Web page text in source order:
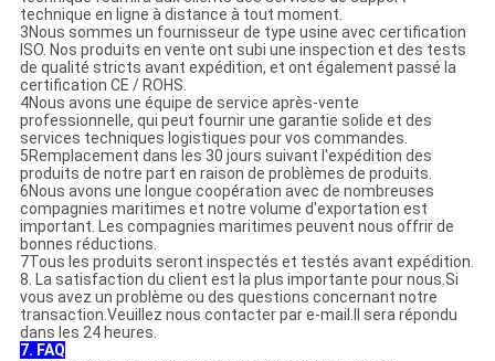
technique en ligne à distance à tout moment.
3Nous sommes un fournisseur de type usine avec certification
ISO. Nos produits en vente ont subi une inspection et des tests
de qualité stricts avant expédition, et ont également passé la
certification CE / ROHS.
4Nous avons une équipe de service après-vente
professionnelle, qui peut fournir une garantie solide et des
services techniques logistiques pour vos commandes.
5Remplacement dans les 30 jours suivant l'expédition des
produits de notre part en raison de problèmes de produits.
6Nous avons une longue coopération avec de nombreuses
compagnies maritimes et notre volume d'exportation est
important. Les compagnies maritimes peuvent nous offrir de
bonnes réductions.
7Tous les produits seront inspectés et testés avant expédition.
8. La satisfaction du client est la plus importante pour nous.Si
vous avez un problème ou des questions concernant notre
transaction.Veuillez nous contacter par e-mail.Il sera répondu
dans les 24 heures.
7. FAQ